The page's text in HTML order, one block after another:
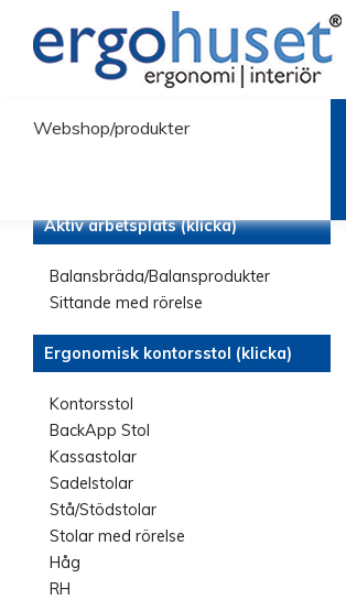
Webshop/produkter
Aktiv arbetsplats (klicka)
Balansbräda/Balansprodukter
Sittande med rörelse
Ergonomisk kontorsstol (klicka)
Kontorsstol
BackApp Stol
Kassastolar
Sadelstolar
Stå/Stödstolar
Stolar med rörelse
Håg
RH